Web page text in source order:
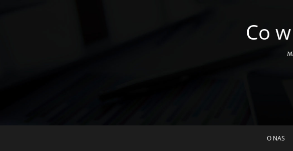
Co
O NAS